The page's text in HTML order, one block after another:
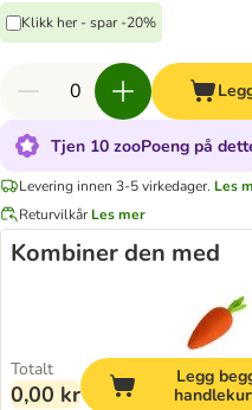
Klikk her - spar -20%
Tjen 10 zooPoeng på
Levering innen 3-5 virkedager. Les
Returvilkår Les mer
Kombiner den med
Totalt
0,00 kr
Legg